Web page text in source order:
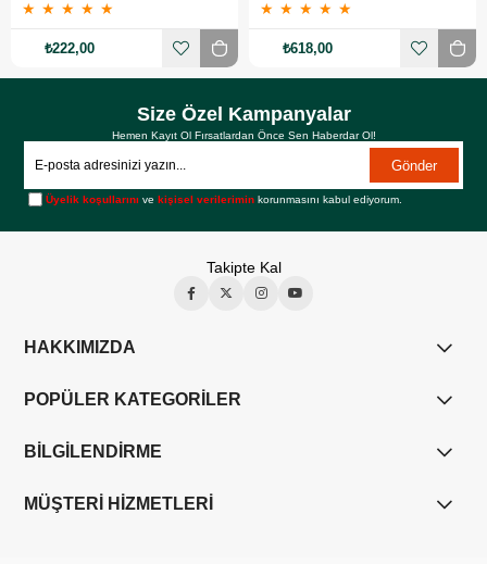
★ ★ ★ ★ ★
₺222,00
★ ★ ★ ★ ★
₺618,00
Size Özel Kampanyalar
Hemen Kayıt Ol Fırsatlardan Önce Sen Haberdar Ol!
Gönder
Üyelik koşullarını vekişisel verilerimin korunmasını kabul ediyorum.
Takipte Kal
HAKKIMIZDA
POPÜLER KATEGORİLER
BİLGİLENDİRME
MÜŞTERİ HİZMETLERİ